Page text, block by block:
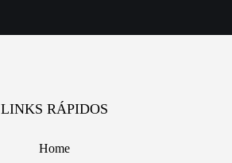
LINKS RÁPIDOS
Home